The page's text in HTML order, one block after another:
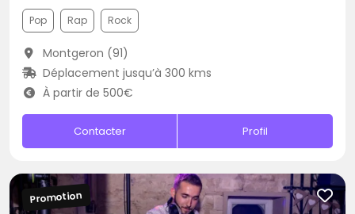
Pop Rap Rock
Montgeron (91)
Déplacement jusqu’à 300 kms
À partir de 500€
Contacter Profil
Promotion